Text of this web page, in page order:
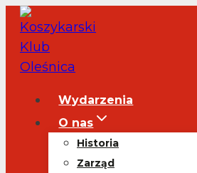
Przejdź
do
treści
Wydarzenia
O nas
Historia
Zarząd